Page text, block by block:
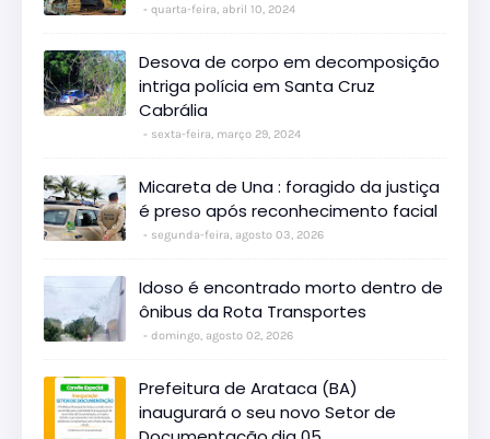
quarta-feira, abril 10, 2024
Desova de corpo em decomposição
intriga polícia em Santa Cruz
Cabrália
sexta-feira, março 29, 2024
Micareta de Una : foragido da justiça
é preso após reconhecimento facial
segunda-feira, agosto 03, 2026
Idoso é encontrado morto dentro de
ônibus da Rota Transportes
domingo, agosto 02, 2026
Prefeitura de Arataca (BA)
inaugurará o seu novo Setor de